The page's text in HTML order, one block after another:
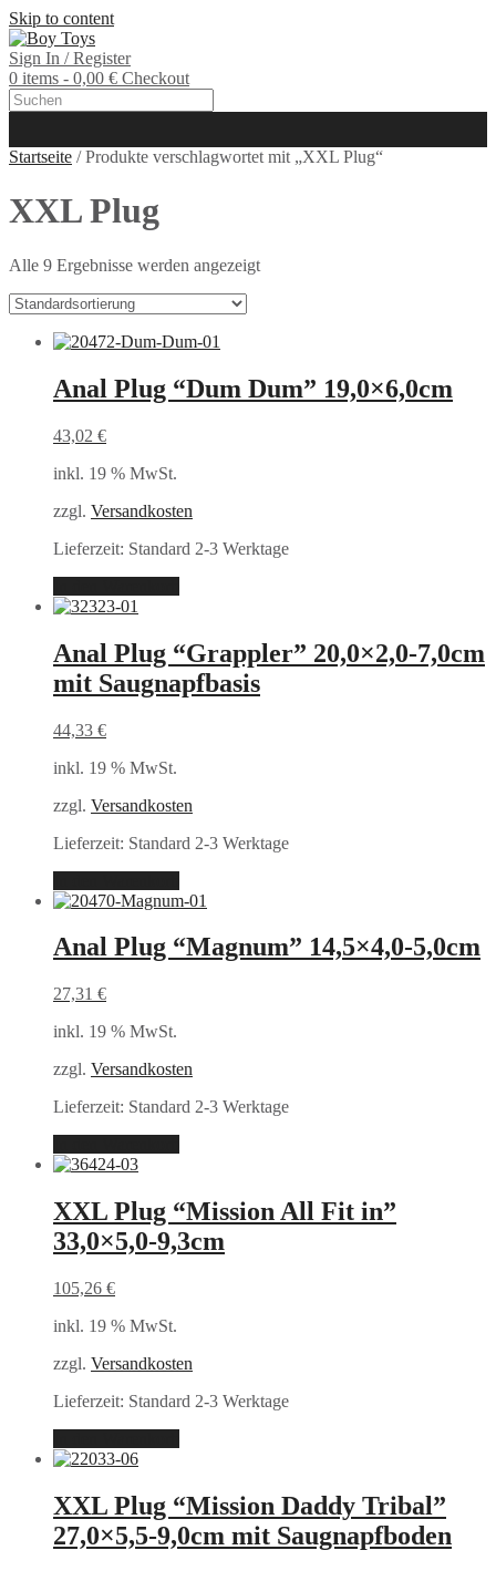
Skip to content
Sign In / Register
0 items - 0,00 € Checkout
Startseite / Produkte verschlagwortet mit „XXL Plug“
XXL Plug
Alle 9 Ergebnisse werden angezeigt
Anal Plug “Dum Dum” 19,0×6,0cm
43,02 €
inkl. 19 % MwSt.
zzgl. Versandkosten
Lieferzeit: Standard 2-3 Werktage
Anal Plug “Grappler” 20,0×2,0-7,0cm
mit Saugnapfbasis
44,33 €
inkl. 19 % MwSt.
zzgl. Versandkosten
Lieferzeit: Standard 2-3 Werktage
Anal Plug “Magnum” 14,5×4,0-5,0cm
27,31 €
inkl. 19 % MwSt.
zzgl. Versandkosten
Lieferzeit: Standard 2-3 Werktage
XXL Plug “Mission All Fit in”
33,0×5,0-9,3cm
105,26 €
inkl. 19 % MwSt.
zzgl. Versandkosten
Lieferzeit: Standard 2-3 Werktage
XXL Plug “Mission Daddy Tribal”
27,0×5,5-9,0cm mit Saugnapfboden